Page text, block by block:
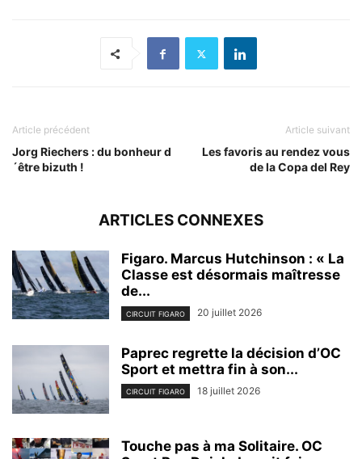
Article précédent
Jorg Riechers : du bonheur d
´être bizuth !
Article suivant
Les favoris au rendez vous
de la Copa del Rey
ARTICLES CONNEXES
Figaro. Marcus Hutchinson : « La
Classe est désormais maîtresse
de...
CIRCUIT FIGARO 20 juillet 2026
Paprec regrette la décision d’OC
Sport et mettra fin à son...
CIRCUIT FIGARO 18 juillet 2026
Touche pas à ma Solitaire. OC